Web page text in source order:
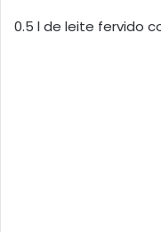
0.5 l de leite fervido